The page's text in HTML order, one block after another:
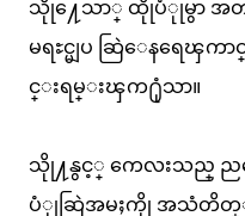
သိုု႔ေသာ္ ထိုုပံုုမွာ အ
မရႊင္မျပ ဆြဲေနရေၾ
င္းရမ္းၾက႐ုံသာ။
သိုု႔နွင့္ ကေလးသည္ ညအ
ပံုုဆြဲအမႈကိုု အသံတိတ္ျ